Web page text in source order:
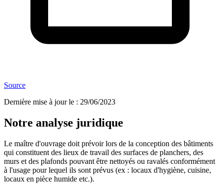
Source
Dernière mise à jour le : 29/06/2023
Notre analyse juridique
Le maître d'ouvrage doit prévoir lors de la conception des bâtiments
qui constituent des lieux de travail des surfaces de planchers, des
murs et des plafonds pouvant être nettoyés ou ravalés conformément
à l'usage pour lequel ils sont prévus (ex : locaux d'hygiène, cuisine,
locaux en pièce humide etc.).